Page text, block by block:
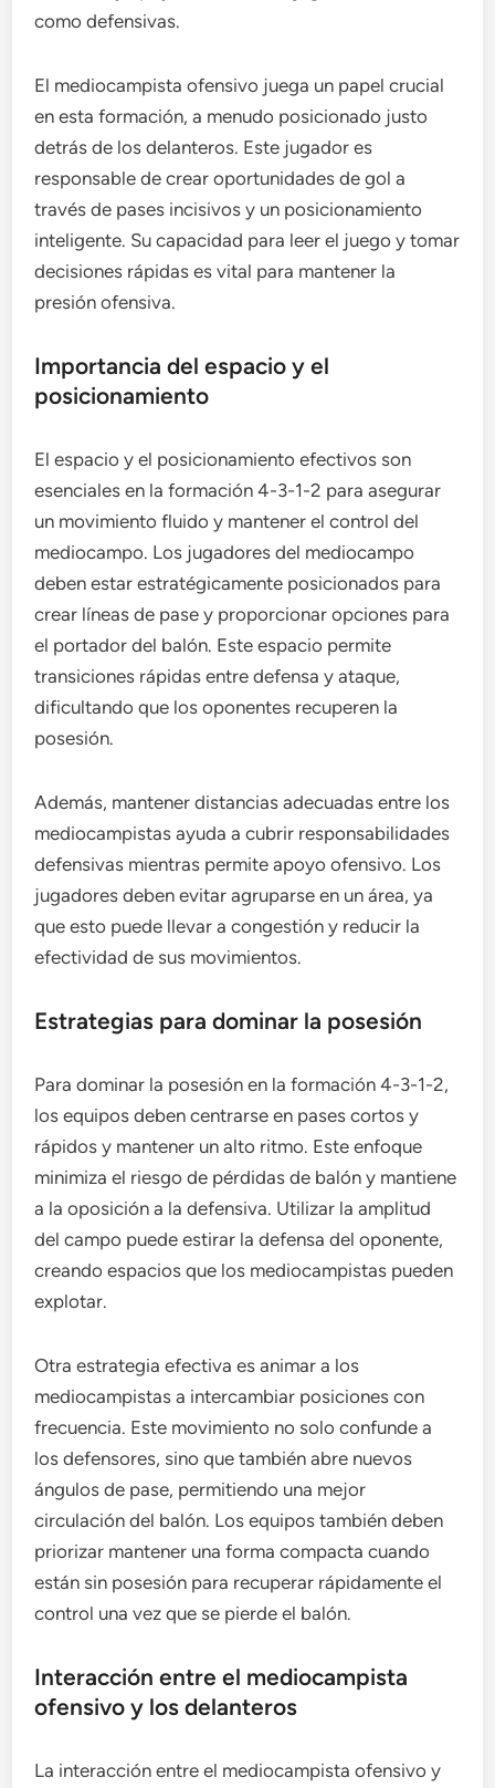
como defensivas.
El mediocampista ofensivo juega un papel crucial
en esta formación, a menudo posicionado justo
detrás de los delanteros. Este jugador es
responsable de crear oportunidades de gol a
través de pases incisivos y un posicionamiento
inteligente. Su capacidad para leer el juego y tomar
decisiones rápidas es vital para mantener la
presión ofensiva.
Importancia del espacio y el
posicionamiento
El espacio y el posicionamiento efectivos son
esenciales en la formación 4-3-1-2 para asegurar
un movimiento fluido y mantener el control del
mediocampo. Los jugadores del mediocampo
deben estar estratégicamente posicionados para
crear líneas de pase y proporcionar opciones para
el portador del balón. Este espacio permite
transiciones rápidas entre defensa y ataque,
dificultando que los oponentes recuperen la
posesión.
Además, mantener distancias adecuadas entre los
mediocampistas ayuda a cubrir responsabilidades
defensivas mientras permite apoyo ofensivo. Los
jugadores deben evitar agruparse en un área, ya
que esto puede llevar a congestión y reducir la
efectividad de sus movimientos.
Estrategias para dominar la posesión
Para dominar la posesión en la formación 4-3-1-2,
los equipos deben centrarse en pases cortos y
rápidos y mantener un alto ritmo. Este enfoque
minimiza el riesgo de pérdidas de balón y mantiene
a la oposición a la defensiva. Utilizar la amplitud
del campo puede estirar la defensa del oponente,
creando espacios que los mediocampistas pueden
explotar.
Otra estrategia efectiva es animar a los
mediocampistas a intercambiar posiciones con
frecuencia. Este movimiento no solo confunde a
los defensores, sino que también abre nuevos
ángulos de pase, permitiendo una mejor
circulación del balón. Los equipos también deben
priorizar mantener una forma compacta cuando
están sin posesión para recuperar rápidamente el
control una vez que se pierde el balón.
Interacción entre el mediocampista
ofensivo y los delanteros
La interacción entre el mediocampista ofensivo y